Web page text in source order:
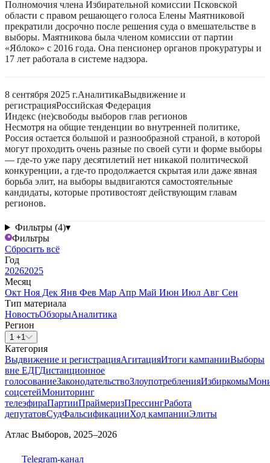
Полномочия члена Избирательной комиссии Псковской
области с правом решающего голоса Елены Маятниковой
прекратили досрочно после решения суда о вмешательстве в
выборы. Маятникова была членом комиссии от партии
«Яблоко» с 2016 года. Она пенсионер органов прокуратуры и
17 лет работала в системе надзора.
8 сентября 2025 г.АналитикаВыдвижение и
регистрацияРоссийская Федерация
Индекс (не)свободы выборов глав регионов
Несмотря на общие тенденции во внутренней политике,
Россия остается большой и разнообразной страной, в которой
могут проходить очень разные по своей сути и форме выборы
— где-то уже пару десятилетий нет никакой политической
конкуренции, а где-то продолжается скрытая или даже явная
борьба элит, на выборы выдвигаются самостоятельные
кандидаты, которые противостоят действующим главам
регионов.
Фильтры (4)▾
Фильтры
Сбросить всё
Год
20262025
Месяц
Окт Ноя Дек Янв Фев Мар Апр Май Июн Июл Авг Сен
Тип материала
НовостьОбзорыАналитика
Регион
1 +1
Категория
Выдвижение и регистрацияАгитацияИтоги кампанииВыборы
вне ЕДГДистанционное
голосованиеЗаконодательствоЗлоупотребленияИзбиркомы
соцсетейМониторинг
телеэфираПартииПраймеризПрессингРабота
депутатовСудФальсификацииХод кампанииЭлиты
Атлас Выборов, 2025–2026
Telegram-канал